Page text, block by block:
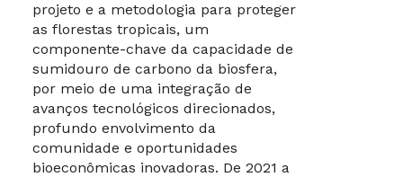
projeto e a metodologia para proteger
as florestas tropicais, um
componente-chave da capacidade de
sumidouro de carbono da biosfera,
por meio de uma integração de
avanços tecnológicos direcionados,
profundo envolvimento da
comunidade e oportunidades
bioeconômicas inovadoras. De 2021 a